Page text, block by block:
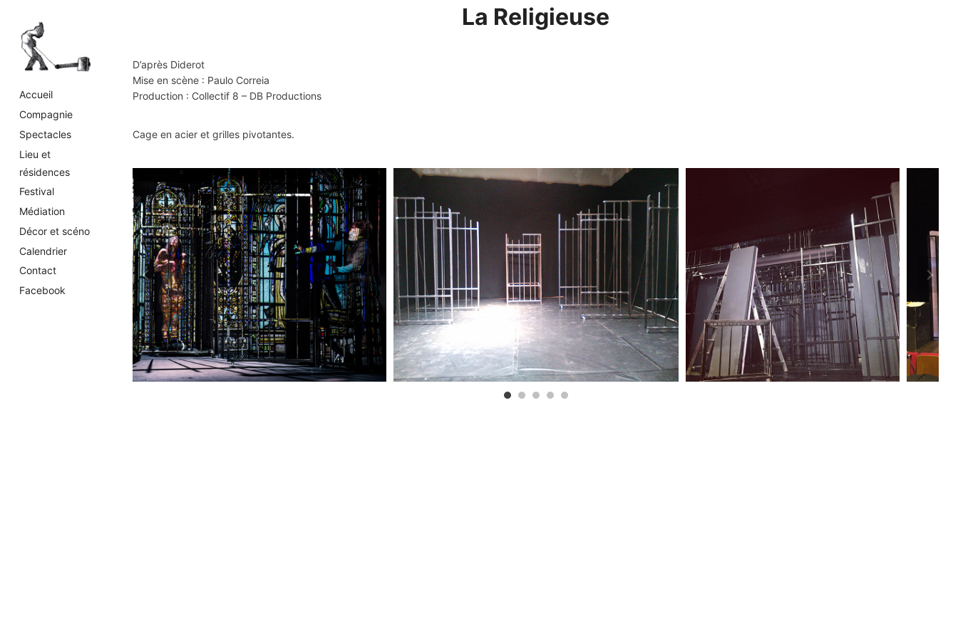
content
La Religieuse
D’après Diderot
Mise en scène : Paulo Correia
Production : Collectif 8 – DB Productions
Cage en acier et grilles pivotantes.
Accueil
Compagnie
Spectacles
Lieu et
résidences
Festival
Médiation
Décor et scéno
Calendrier
Contact
Facebook